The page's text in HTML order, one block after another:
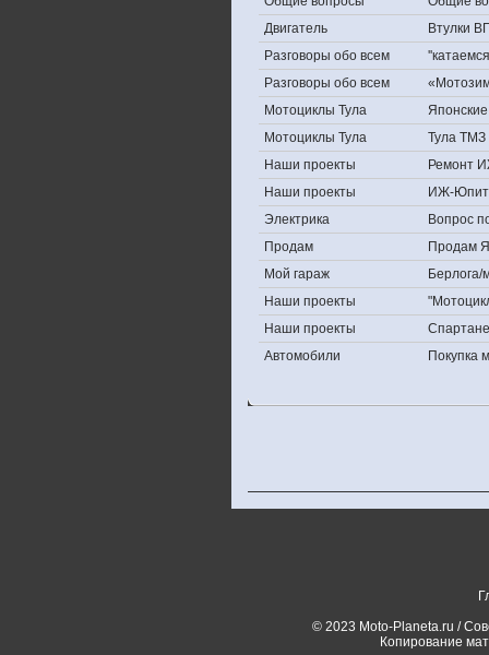
Двигатель
Втулки
Разговоры обо всем
Разговоры обо всем
Мотоциклы Тула
Мотоциклы Тула
Тула ТМЗ
Наши проекты
Ремонт
Наши проекты
ИЖ-
Электрика
Вопрос
Продам
Продам
Мой гараж
Берлога/
Наши проекты
Наши проекты
Автомобили
Покупка
© 2023 Moto-Planeta.ru /
Копирование